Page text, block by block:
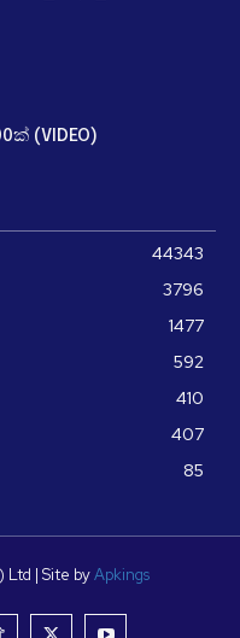
(VIDEO)
44343
3796
1477
592
410
407
85
Ltd | Site byApkings